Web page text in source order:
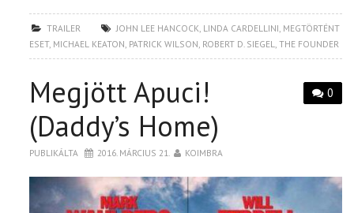
TRAILER JOHN LEE HANCOCK, LINDA CARDELLINI, MEGTÖRTÉNT
ESET, MICHAEL KEATON, PATRICK WILSON, ROBERT D. SIEGEL,THE FOUNDER
0
Megjött Apuci!
(Daddy’s Home)
PUBLIKÁLTA 2016. MÁRCIUS 21. KOIMBRA